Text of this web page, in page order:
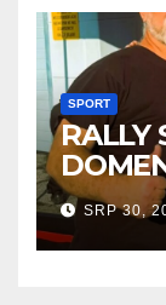
SPORT
RALLY
U SRP 30,